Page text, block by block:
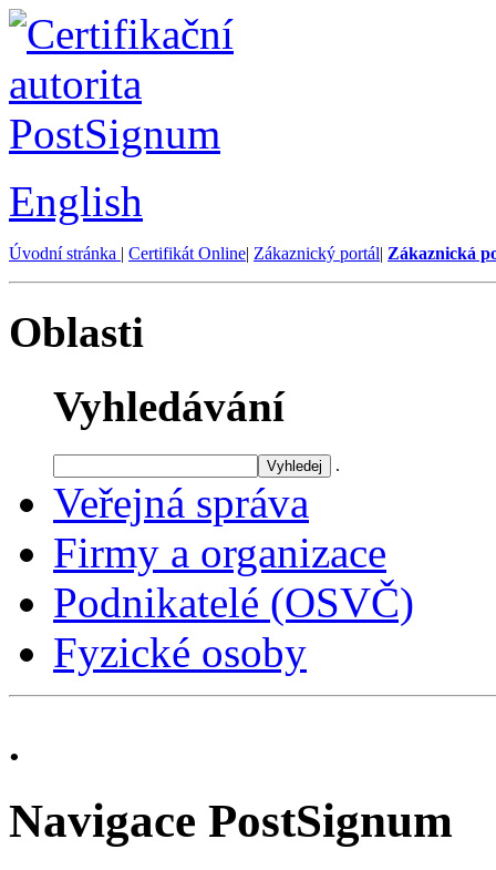
English
Úvodní stránka | Certifikát Online| Zákaznický portál| Zákaznická
Oblasti
Vyhledávání
.
Veřejná správa
Firmy a organizace
Podnikatelé (OSVČ)
Fyzické osoby
.
Navigace PostSignum